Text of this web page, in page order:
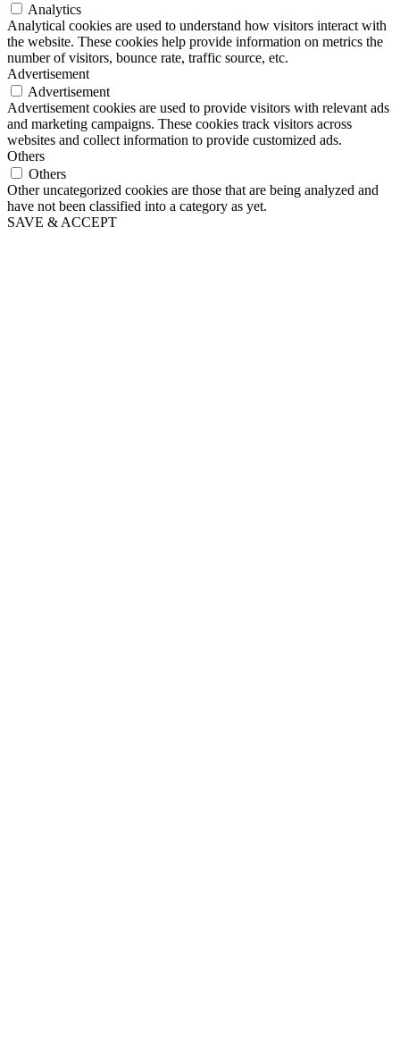
Analytics
Analytical cookies are used to understand how visitors interact with
the website. These cookies help provide information on metrics the
number of visitors, bounce rate, traffic source, etc.
Advertisement
Advertisement
Advertisement cookies are used to provide visitors with relevant ads
and marketing campaigns. These cookies track visitors across
websites and collect information to provide customized ads.
Others
Others
Other uncategorized cookies are those that are being analyzed and
have not been classified into a category as yet.
SAVE & ACCEPT